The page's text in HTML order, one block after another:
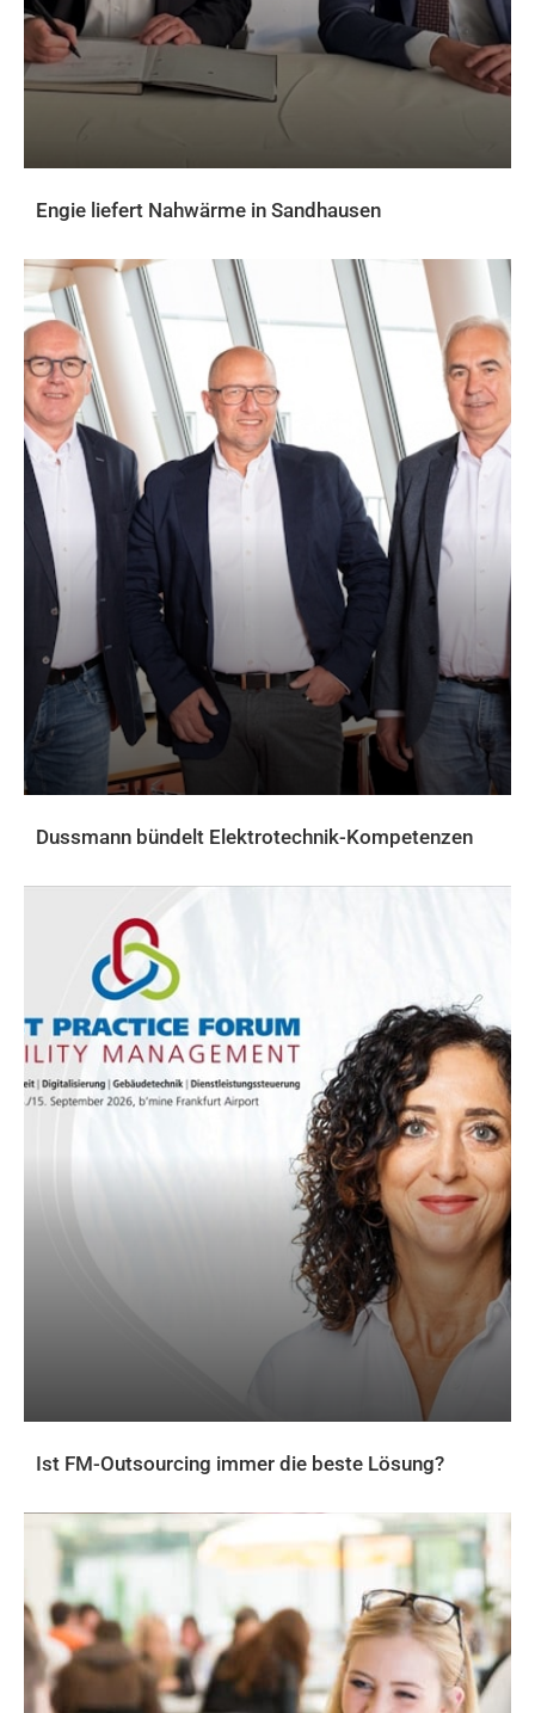
Engie liefert Nahwärme in Sandhausen
Dussmann bündelt Elektrotechnik-Kompetenzen
Ist FM-Outsourcing immer die beste Lösung?